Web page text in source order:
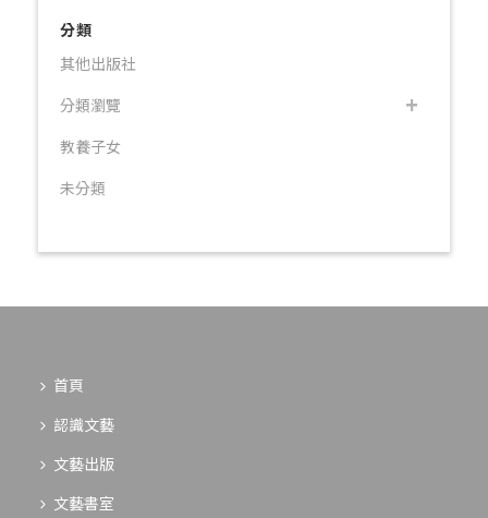
分類
其他出版社
分類瀏覽
教養子女
未分類
首頁
認識文藝
文藝出版
文藝書室